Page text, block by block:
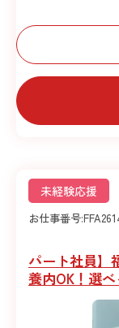
未経験応援
お仕事番号:
パート社員】
養内OK！選